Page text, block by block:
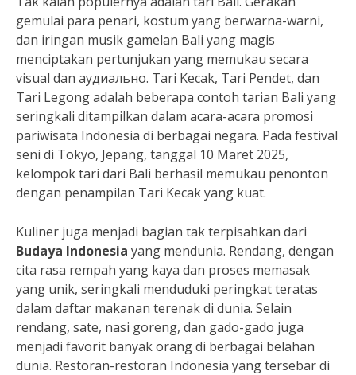
gemulai para penari, kostum yang berwarna-warni,
dan iringan musik gamelan Bali yang magis
menciptakan pertunjukan yang memukau secara
visual dan аудиально. Tari Kecak, Tari Pendet, dan
Tari Legong adalah beberapa contoh tarian Bali yang
seringkali ditampilkan dalam acara-acara promosi
pariwisata Indonesia di berbagai negara. Pada festival
seni di Tokyo, Jepang, tanggal 10 Maret 2025,
kelompok tari dari Bali berhasil memukau penonton
dengan penampilan Tari Kecak yang kuat.
Kuliner juga menjadi bagian tak terpisahkan dari
Budaya Indonesia yang mendunia. Rendang, dengan
cita rasa rempah yang kaya dan proses memasak
yang unik, seringkali menduduki peringkat teratas
dalam daftar makanan terenak di dunia. Selain
rendang, sate, nasi goreng, dan gado-gado juga
menjadi favorit banyak orang di berbagai belahan
dunia. Restoran-restoran Indonesia yang tersebar di